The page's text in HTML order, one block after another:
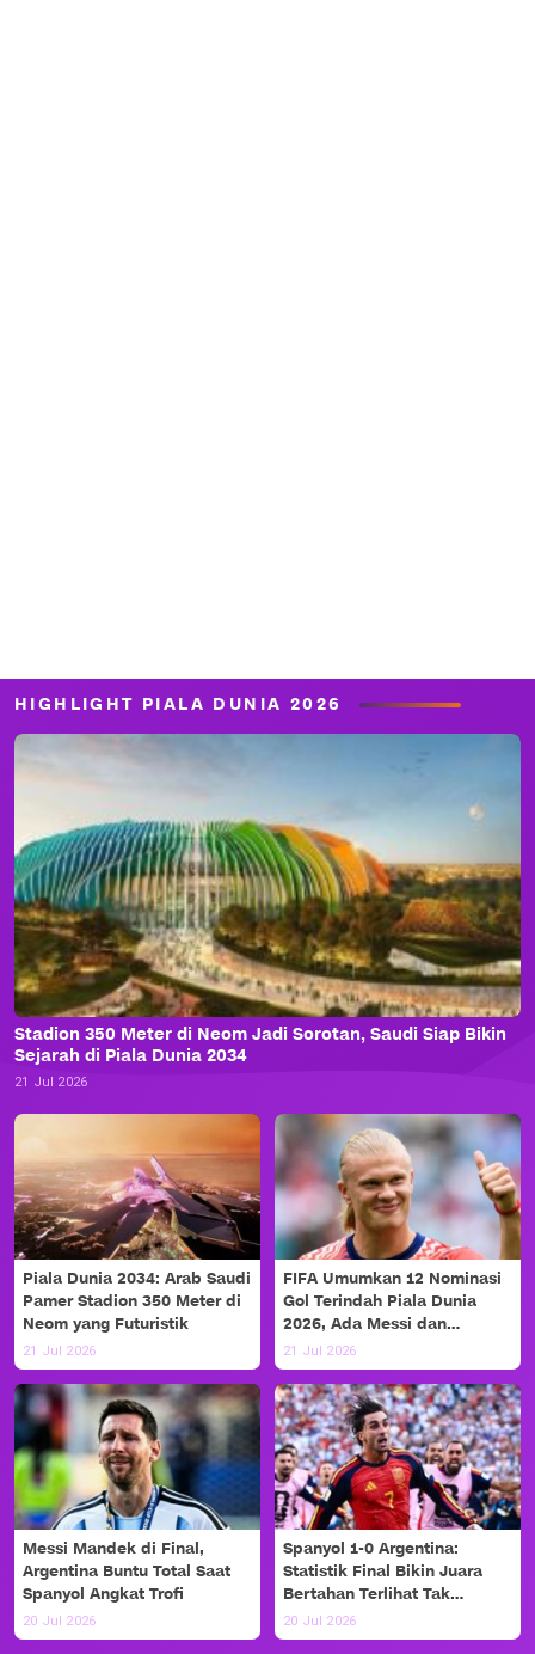
HIGHLIGHT PIALA DUNIA 2026
Stadion 350 Meter di Neom Jadi Sorotan, Saudi Siap Bikin
Sejarah di Piala Dunia 2034
21 Jul 2026
Piala Dunia 2034: Arab Saudi
Pamer Stadion 350 Meter di
Neom yang Futuristik
21 Jul 2026
FIFA Umumkan 12 Nominasi
Gol Terindah Piala Dunia
2026, Ada Messi dan
Haaland!
21 Jul 2026
Messi Mandek di Final,
Argentina Buntu Total Saat
Spanyol Angkat Trofi
20 Jul 2026
Spanyol 1-0 Argentina:
Statistik Final Bikin Juara
Bertahan Terlihat Tak
Berdaya
20 Jul 2026